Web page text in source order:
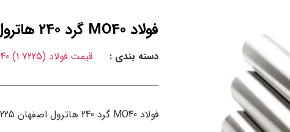
فولاد MO40 گرد 240 هاترول اصفهان
دسته بندی : قیمت فولاد mo40 (1.7225)
فولاد MO40 گرد 240 هاترول اصفهان 1.7225 یک فولاد آلیاژی قابل عملیات حرارتی با سطح مقطع گرد است.